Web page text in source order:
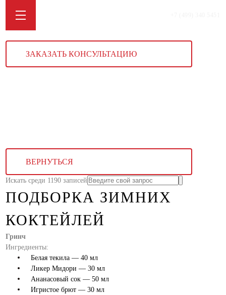
ЗАКАЗАТЬ КОНСУЛЬТАЦИЮ
ВЕРНУТЬСЯ
Искать среди 1190 записей
ПОДБОРКА ЗИМНИХ
КОКТЕЙЛЕЙ
Гринч
Ингредиенты:
Белая текила — 40 мл
Ликер Мидори — 30 мл
Ананасовый сок — 50 мл
Игристое брют — 30 мл